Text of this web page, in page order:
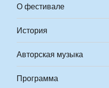
О фестивале
История
Авторская музыка
Программа